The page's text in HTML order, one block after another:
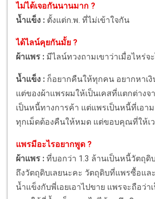
ไม่ได้เจอกันนานมาก ?
น้ำแข็ง : ตั้งแต่ก.พ. ที่ไม่เข้าใจกัน
ได้ไลน์คุยกันมั้ย ?
ผ้าแพร : มีไลน์ทวงถามเขาว่าเมื่อไหร่จ
น้ำแข็ง : ก็อยากคืนให้ทุกคน อยากหาเ
แต่ของผ้าแพรผมให้เป็นเคสที่แตกต่าง
เป็นหนี้ทางการค้า แต่แพรเป็นหนี้ที่เอา
ทุกเม็ดต้องคืนให้หมด แต่ขอบคุณที่ให้เ
แพรมีอะไรอยากพูด ?
ผ้าแพร : ที่บอกว่า 1.3 ล้านเป็นหนี้วัตถุดิ
ถึงวัตถุดิบเลยนะคะ วัตถุดิบที่แพรซื้อแล
น้ำแข็งกับพี่เอยเอาไปขาย แพรจะถือว่